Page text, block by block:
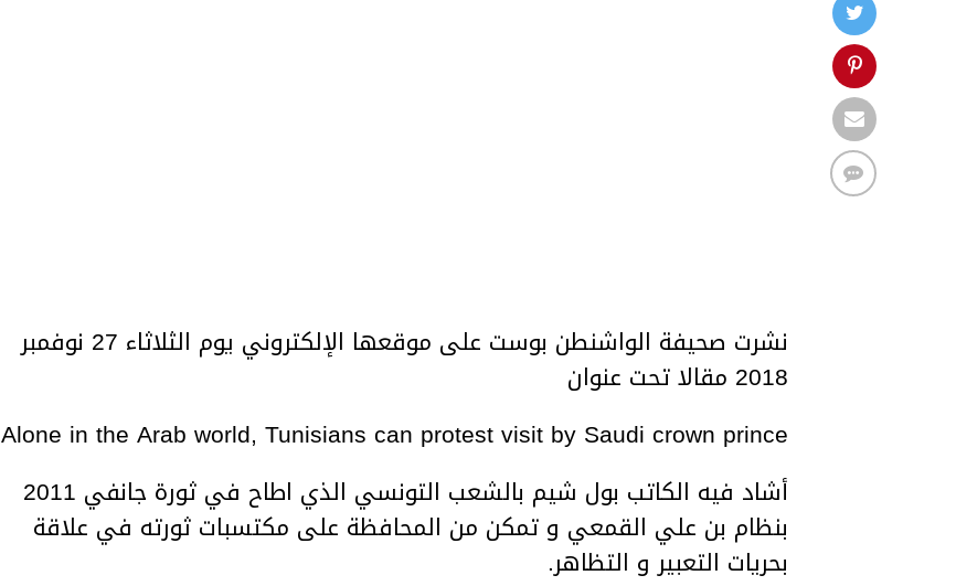
نشرت صحيفة الواشنطن بوست علی موقعها الإلكتروني يوم الثلاثاء 27 نوفمبر
2018 مقالا تحت عنوان
Alone in the Arab world, Tunisians can protest visit by Saudi crown prince
أشاد فيه الكاتب بول شيم بالشعب التونسي الذي اطاح في ثورة جانفي 2011
بنظام بن علي القمعي و تمكن من المحافظة علی مكتسبات ثورته في علاقة
بحريات التعبير و التظاهر.